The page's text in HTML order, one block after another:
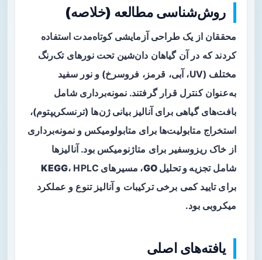
روش‌شناسی مطالعه (خلاصه)
محققان از یک طراحی آزمایشی کوتاه‌مدت استفاده
کردند که در آن گیاهان دان‌شین تحت نورهای تک‌رنگ
مختلف (UV، آبی، قرمز، فروسرخ) و نور سفید
به‌عنوان کنترل قرار گرفتند. نمونه‌برداری شامل
بافت‌های گیاهی برای آنالیزبیانی ژن‌ها (ترنسکریپتوم)،
استخراج متابولیت‌ها برای متابولومیکس و نمونه‌برداری
از خاک ریزوسفیر برای متاژنومیکس بود. آنالیزها
شاملتجزیه و تحلیل GO، مسیرهای KEGG
، HPLC
برای تایید کمی برخی ترکیبات و آنالیز تنوع و عملکرد
میکروبی بود.
یافته‌های اصلی